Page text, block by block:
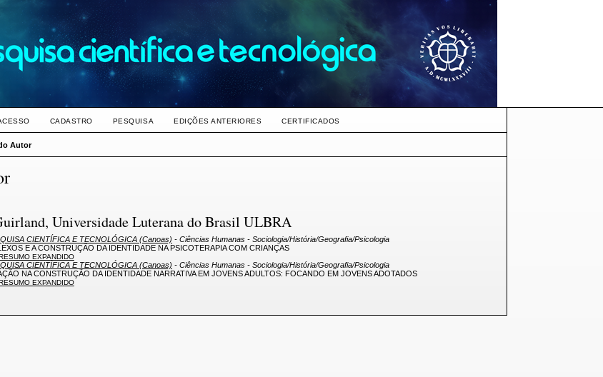
CADASTRO PESQUISA EDIÇÕES ANTERIORES CERTIFICADOS
Autor
Universidade Luterana do Brasil ULBRA
CIENTÍFICA E TECNOLÓGICA (Canoas) - Ciências Humanas - Sociologia/História/Geografia/Psicologia
E A CONSTRUÇÃO DA IDENTIDADE NA PSICOTERAPIA COM CRIANÇAS
EXPANDIDO
CIENTÍFICA E TECNOLÓGICA (Canoas) - Ciências Humanas - Sociologia/História/Geografia/Psicologia
NA CONSTRUÇÃO DA IDENTIDADE NARRATIVA EM JOVENS ADULTOS: FOCANDO EM JOVENS ADOTADOS
EXPANDIDO